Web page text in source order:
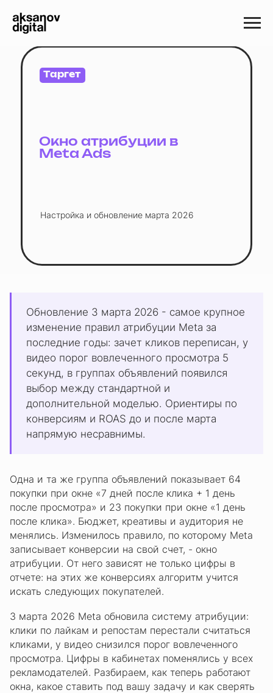
Окно атрибуции в
Meta Ads
Настройка и обновление марта 2026
Таргет
Обновление 3 марта 2026 - самое крупное
изменение правил атрибуции Meta за
последние годы: зачет кликов переписан, у
видео порог вовлеченного просмотра 5
секунд, в группах объявлений появился
выбор между стандартной и
дополнительной моделью. Ориентиры по
конверсиям и ROAS до и после марта
напрямую несравнимы.
Одна и та же группа объявлений показывает 64
покупки при окне «7 дней после клика + 1 день
после просмотра» и 23 покупки при окне «1 день
после клика». Бюджет, креативы и аудитория не
менялись. Изменилось правило, по которому Meta
записывает конверсии на свой счет, - окно
атрибуции. От него зависят не только цифры в
отчете: на этих же конверсиях алгоритм учится
искать следующих покупателей.
3 марта 2026 Meta обновила систему атрибуции:
клики по лайкам и репостам перестали считаться
кликами, у видео снизился порог вовлеченного
просмотра. Цифры в кабинетах поменялись у всех
рекламодателей. Разбираем, как теперь работают
окна, какое ставить под вашу задачу и как сверять